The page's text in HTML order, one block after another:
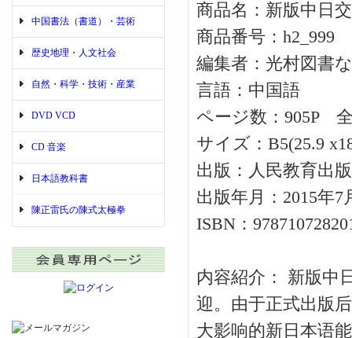
中国書法（書道）・芸術
歴史地理・人文社会
自然・科学・技術・産業
DVD VCD
CD 音楽
日本語教科書
陳正雷氏の陳式太極拳
商品名：新版中日
商品番号：h2_999
編集者：光村図書
言語：中国語
ページ数：905P
サイズ：B5(25.9
出版：人民教育出
出版年月：2015年7
ISBN：
内容紹介： 新版中
迎。由于正式出版
大影响的新日本语